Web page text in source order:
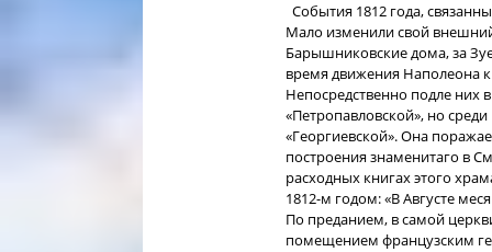
События 1812 года,
Мало изменили свой
Барышниковские дома, за
время движения Наполеона к
Непосредственно подле них
«Петропавловской», но
«Георгиевской». Она
построения знаменитаго в
расходных книгах этого
1812-м годом: «В Августе
По преданием, в самой
помещением французским